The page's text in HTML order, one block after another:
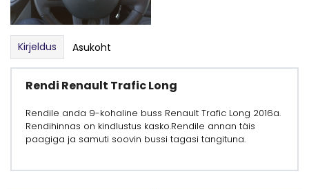
Kirjeldus Asukoht
Rendi Renault Trafic Long
Rendile anda 9-kohaline buss Renault Trafic Long 2016a.
Rendihinnas on kindlustus kasko.Rendile annan täis
paagiga ja samuti soovin bussi tagasi tangituna.